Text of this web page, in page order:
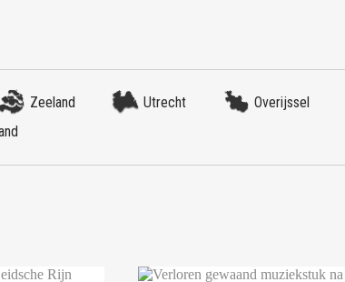
Zeeland Utrecht Overijssel